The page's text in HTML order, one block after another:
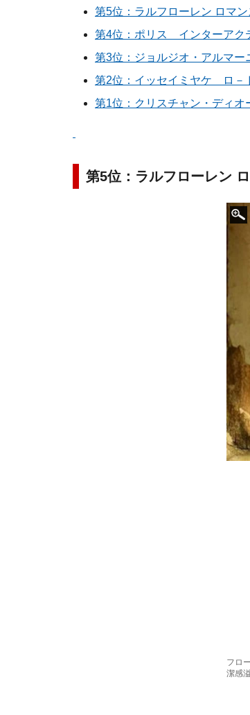
第5位：ラルフローレン ロマ
第4位：ポリス インターアク
第3位：ジョルジオ・アルマ
第2位：イッセイミヤケ ロ－
第1位：クリスチャン・ディ
第5位：ラルフローレン
フロ
潔感